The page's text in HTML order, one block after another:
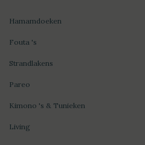
Hamamdoeken
Fouta 's
Strandlakens
Pareo
Kimono 's & Tunieken
Living